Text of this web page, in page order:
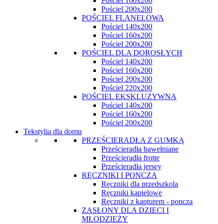
Pościel 200x200
POŚCIEL FLANELOWA
Pościel 140x200
Pościel 160x200
Pościel 200x200
POŚCIEL DLA DOROSŁYCH
Pościel 140x200
Pościel 160x200
Pościel 200x200
Pościel 220x200
POŚCIEL EKSKLUZYWNA
Pościel 140x200
Pościel 160x200
Pościel 200x200
Tekstylia dla domu
PRZEŚCIERADŁA Z GUMKĄ
Prześcieradła bawełniane
Prześcieradła frotte
Prześcieradła jersey
RĘCZNIKI I PONCZA
Ręczniki dla przedszkola
Ręczniki kąpielowe
Ręczniki z kapturem - poncza
ZASŁONY DLA DZIECI I
MŁODZIEŻY